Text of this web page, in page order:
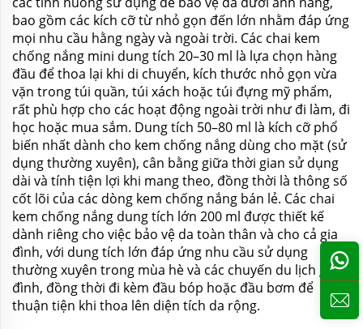
bao gồm các kích cỡ từ nhỏ gọn đến lớn nhằm đáp ứng
mọi nhu cầu hằng ngày và ngoài trời. Các chai kem
chống nắng mini dung tích 20–30 ml là lựa chọn hàng
đầu để thoa lại khi di chuyển, kích thước nhỏ gọn vừa
vặn trong túi quần, túi xách hoặc túi đựng mỹ phẩm,
rất phù hợp cho các hoạt động ngoài trời như đi làm, đi
học hoặc mua sắm. Dung tích 50–80 ml là kích cỡ phổ
biến nhất dành cho kem chống nắng dùng cho mặt (sử
dụng thường xuyên), cân bằng giữa thời gian sử dụng
dài và tính tiện lợi khi mang theo, đồng thời là thông số
cốt lõi của các dòng kem chống nắng bán lẻ. Các chai
kem chống nắng dung tích lớn 200 ml được thiết kế
dành riêng cho việc bảo vệ da toàn thân và cho cả gia
đình, với dung tích lớn đáp ứng nhu cầu sử dụng
thường xuyên trong mùa hè và các chuyến du lịch gia
đình, đồng thời đi kèm đầu bóp hoặc đầu bơm để
thuận tiện khi thoa lên diện tích da rộng.